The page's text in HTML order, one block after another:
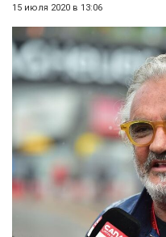
15 июля 2020 в 13:06